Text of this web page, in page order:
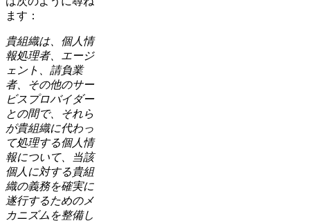
ます：
貴組織は、個人情
報処理者、エージ
ェント、請負業
者、その他のサー
ビスプロバイダー
との間で、それら
が貴組織に代わっ
て処理する個人情
報について、当該
個人に対する貴組
織の義務を確実に
遂行するためのメ
カニズムを整備し